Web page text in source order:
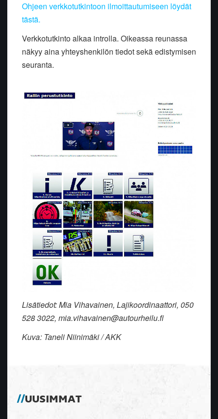
Ohjeen verkkotutkintoon ilmoittautumiseen löydät
tästä.
Verkkotutkinto alkaa introlla. Oikeassa reunassa
näkyy aina yhteyshenkilön tiedot sekä edistymisen
seuranta.
Lisätiedot: Mia Vihavainen, Lajikoordinaattori, 050
528 3022, mia.vihavainen@autourheilu.fi
Kuva: Taneli Niinimäki / AKK
UUSIMMAT